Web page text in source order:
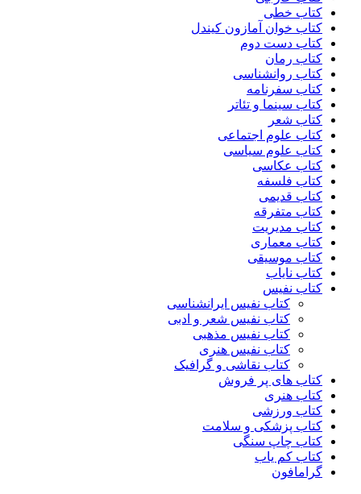
کتاب خطی
کتاب خوان آمازون کیندل
کتاب دست دوم
کتاب رمان
کتاب روانشناسی
کتاب سفرنامه
کتاب سینما و تئاتر
کتاب شعر
کتاب علوم اجتماعی
کتاب علوم سیاسی
کتاب عکاسی
کتاب فلسفه
کتاب قدیمی
کتاب متفرقه
کتاب مدیریت
کتاب معماری
کتاب موسیقی
کتاب نایاب
کتاب نفیس
کتاب نفیس ایرانشناسی
کتاب نفیس شعر و ادبی
کتاب نفیس مذهبی
کتاب نفیس هنری
کتاب نقاشی و گرافیک
کتاب های پر فروش
کتاب هنری
کتاب ورزشی
کتاب پزشکی و سلامت
کتاب چاپ سنگی
کتاب کم یاب
گرامافون